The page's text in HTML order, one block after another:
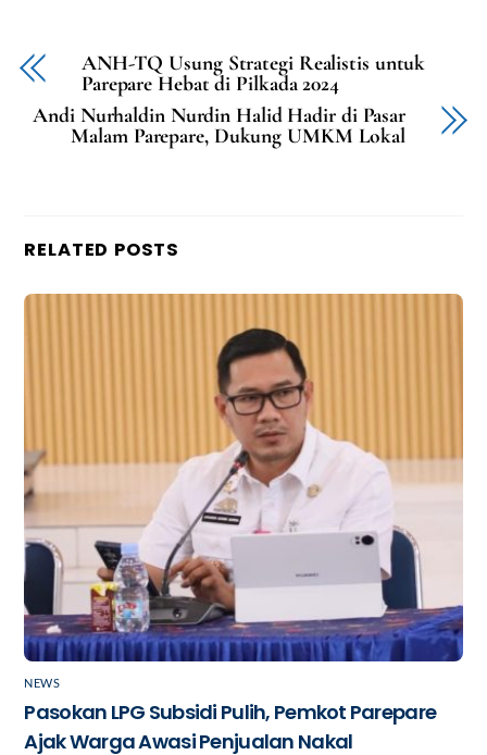
ANH-TQ Usung Strategi Realistis untuk
Parepare Hebat di Pilkada 2024
Andi Nurhaldin Nurdin Halid Hadir di Pasar
Malam Parepare, Dukung UMKM Lokal
RELATED POSTS
NEWS
Pasokan LPG Subsidi Pulih, Pemkot Parepare
Ajak Warga Awasi Penjualan Nakal